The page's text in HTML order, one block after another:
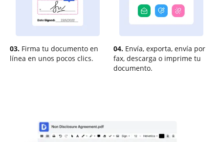
03. Firma tu documento en
línea en unos pocos clics.
04. Envía, exporta, envía por
fax, descarga o imprime tu
documento.